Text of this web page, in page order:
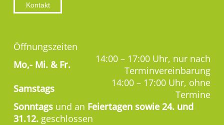
Kontakt
Öffnungszeiten
Mo,- Mi. & Fr.
14:00 – 17:00 Uhr, nur nach
Terminvereinbarung
Samstags
14:00 – 17:00 Uhr, ohne
Termine
Sonntags und an Feiertagen sowie 24. und
31.12. geschlossen